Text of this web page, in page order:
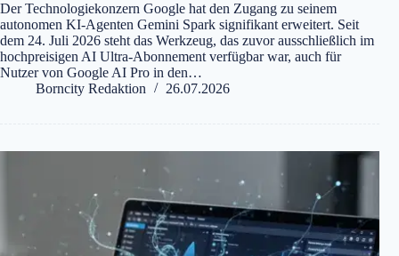
Der Technologiekonzern Google hat den Zugang zu seinem
autonomen KI-Agenten Gemini Spark signifikant erweitert. Seit
dem 24. Juli 2026 steht das Werkzeug, das zuvor ausschließlich im
hochpreisigen AI Ultra-Abonnement verfügbar war, auch für
Nutzer von Google AI Pro in den…
Borncity Redaktion
26.07.2026